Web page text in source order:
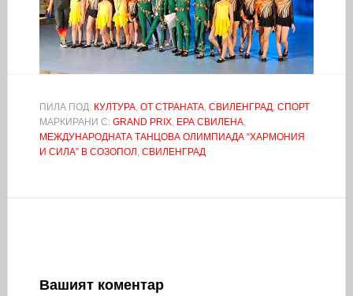
ПИЛА ПОД: КУЛТУРА, ОТ СТРАНАТА, СВИЛЕНГРАД, СПОРТ
МАРКИРАНИ С: GRAND PRIX, ЕРА СВИЛЕНА,
МЕЖДУНАРОДНАТА ТАНЦОВА ОЛИМПИАДА “ХАРМОНИЯ
И СИЛА” В СОЗОПОЛ , СВИЛЕНГРАД
Вашият коментар